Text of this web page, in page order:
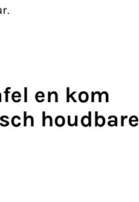
en kom
houdbare